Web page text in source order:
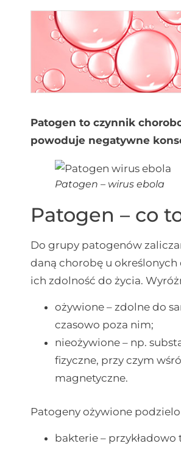
Patogen to czynnik
powoduje negatywne
Patogen – wirus ebola
Patogen – co
Do grupy patogenów
daną chorobę u
ich zdolność do życia.
ożywione – zdolne do
czasowo poza nim;
nieożywione – np.
fizyczne, przy czym
magnetyczne.
Patogeny ożywione
bakterie – przykładowo